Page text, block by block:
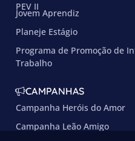
PEV II
Jovem Aprendiz
Planeje Estágio
Programa de Promoção de
Trabalho
CAMPANHAS
Campanha Heróis do Amor
Campanha Leão Amigo